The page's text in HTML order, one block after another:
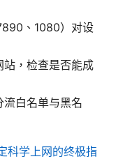
、1080）对设
，检查是否能成
白名单与黑名
科学上网的终极指